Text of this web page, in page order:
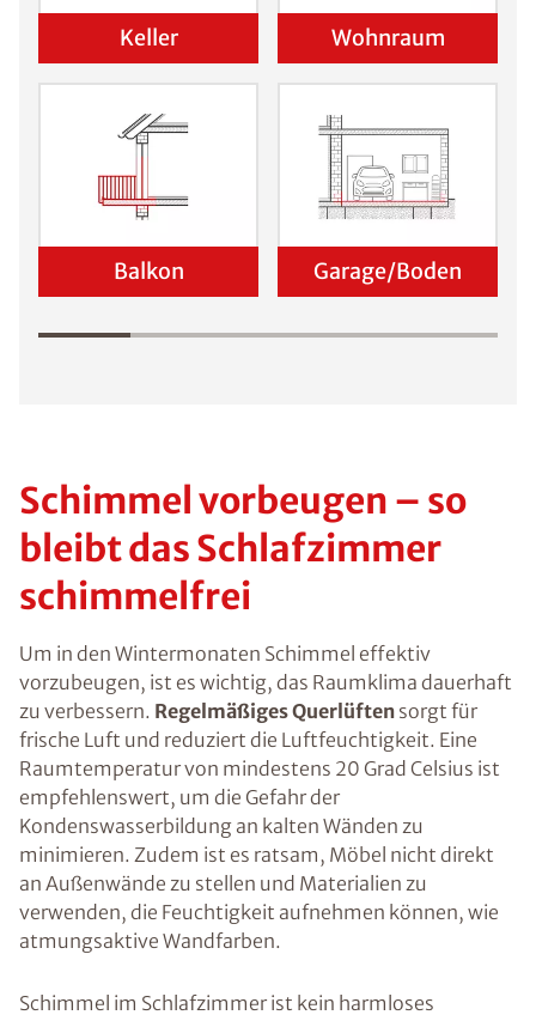
Keller Wohnraum
Balkon Garage/Boden
Schimmel vorbeugen – so
bleibt das Schlafzimmer
schimmelfrei
Um in den Wintermonaten Schimmel effektiv
vorzubeugen, ist es wichtig, das Raumklima dauerhaft
zu verbessern. Regelmäßiges Querlüften sorgt für
frische Luft und reduziert die Luftfeuchtigkeit. Eine
Raumtemperatur von mindestens 20 Grad Celsius ist
empfehlenswert, um die Gefahr der
Kondenswasserbildung an kalten Wänden zu
minimieren. Zudem ist es ratsam, Möbel nicht direkt
an Außenwände zu stellen und Materialien zu
verwenden, die Feuchtigkeit aufnehmen können, wie
atmungsaktive Wandfarben.
Schimmel im Schlafzimmer ist kein harmloses